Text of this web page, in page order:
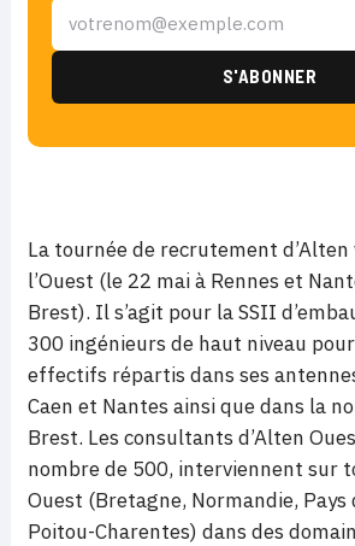
La tournée de recrutement d’Alten
l’Ouest (le 22 mai à Rennes et
Brest). Il s’agit pour la SSII
300 ingénieurs de haut niveau
effectifs répartis dans ses
Caen et Nantes ainsi que dans la
Brest. Les consultants d’Alten
nombre de 500, interviennent sur
Ouest (Bretagne, Normandie, Pays
Poitou-Charentes) dans des